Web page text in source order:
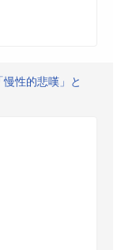
性的悲嘆」と